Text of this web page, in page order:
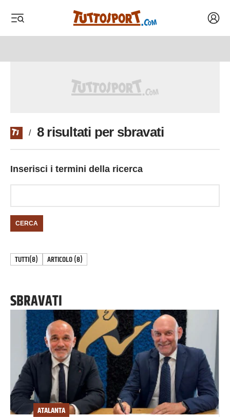
/ 8 risultati per sbravati
Inserisci i termini della ricerca
CERCA
TUTTI(8) ARTICOLO(8)
SBRAVATI
ATALANTA